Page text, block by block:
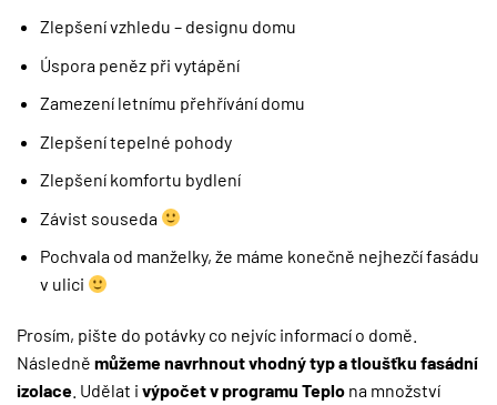
Zlepšení vzhledu – designu domu
Úspora peněz při vytápění
Zamezení letnímu přehřívání domu
Zlepšení tepelné pohody
Zlepšení komfortu bydlení
Závist souseda
Pochvala od manželky, že máme konečně nejhezčí fasádu
v ulici
Prosím, pište do potávky co nejvíc informací o domě.
Následně můžeme navrhnout vhodný typ a tloušťku fasádní
izolace . Udělat i výpočet v programu Teplo na množství